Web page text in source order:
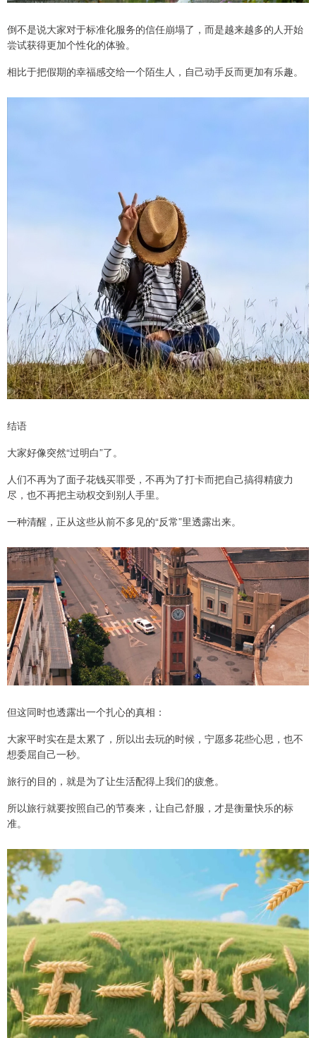
倒不是说大家对于标准化服务的信任崩塌了，而是越来越多的人开始
尝试获得更加个性化的体验。
相比于把假期的幸福感交给一个陌生人，自己动手反而更加有乐趣。
结语
大家好像突然“过明白”了。
人们不再为了面子花钱买罪受，不再为了打卡而把自己搞得精疲力
尽，也不再把主动权交到别人手里。
一种清醒，正从这些从前不多见的“反常”里透露出来。
但这同时也透露出一个扎心的真相：
大家平时实在是太累了，所以出去玩的时候，宁愿多花些心思，也不
想委屈自己一秒。
旅行的目的，就是为了让生活配得上我们的疲惫。
所以旅行就要按照自己的节奏来，让自己舒服，才是衡量快乐的标
准。